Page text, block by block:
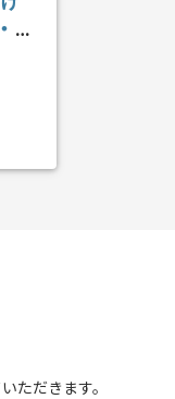
案
ただきます。